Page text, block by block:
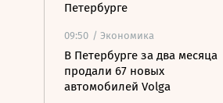
Петербурге
09:50 / Экономика
В Петербурге за два месяца
продали 67 новых
автомобилей Volga